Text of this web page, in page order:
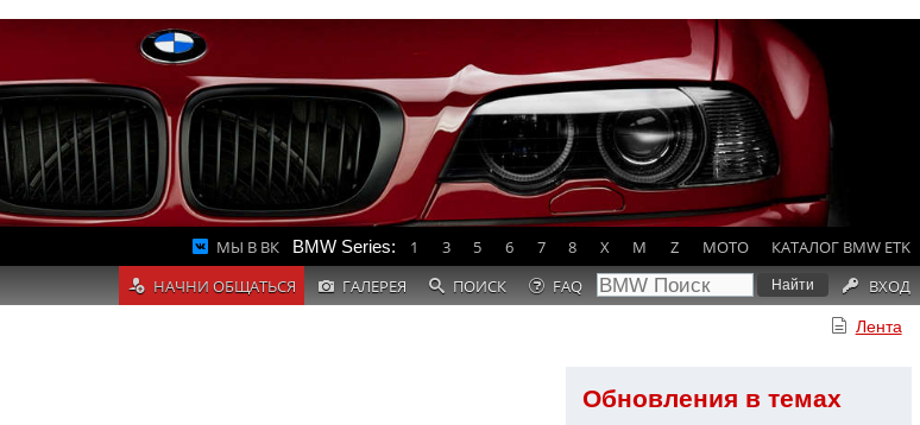
МЫ В ВК BMW Series: 1 3 5 6 7 8 X M Z MOTO
КАТАЛОГ BMW ETK
НАЧНИ ОБЩАТЬСЯ
ГАЛЕРЕЯ ПОИСК FAQ ВХОД
Лента
Обновления в темах